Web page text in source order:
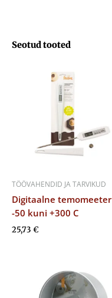
Seotud tooted
TÖÖVAHENDID JA TARVIKUD
Digitaalne temomeeter
-50 kuni +300 C
25,73 €